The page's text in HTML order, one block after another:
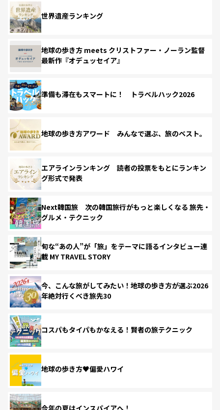
世界遺産ランキング
地球の歩き方 meets クリストファー・ノーラン監督
最新作『オデュッセイア』
準備も滞在もスマートに！ トラベルハック2026
地球の歩き方アワード みんなで選ぶ、旅のベスト。
エアラインランキング 読者の投票をもとにランキン
グ形式で発表
Next韓国旅 次の韓国旅行がもっと楽しくなる 旅先・
グルメ・テクニック
旬な“あの人”が「旅」をテーマに語るインタビュー連
載 MY TRAVEL STORY
今、こんな旅がしてみたい！地球の歩き方が選ぶ2026
年絶対行くべき旅先30
コスパもタイパもかなえる！賢者の旅テクニック
地球の歩き方♥偏愛ハワイ